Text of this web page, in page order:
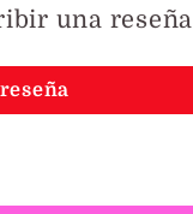
una reseña